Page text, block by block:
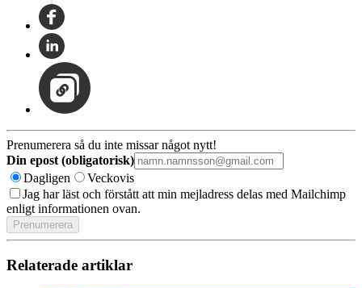
Prenumerera så du inte missar något nytt!
Din epost (obligatorisk)
Dagligen
Veckovis
Jag har läst och förstått att min mejladress delas med Mailchimp
enligt informationen ovan.
Relaterade artiklar